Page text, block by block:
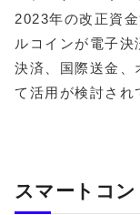
2023年の改正資
ルコインが電子
決済、国際送金、
て活用が検討され
スマートコ